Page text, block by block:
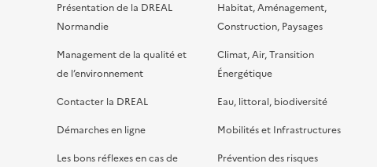
Présentation de la DREAL
Normandie
Management de la qualité et
de l’environnement
Contacter la DREAL
Démarches en ligne
Les bons réflexes en cas de
Habitat, Aménagement,
Construction, Paysages
Climat, Air, Transition
Énergétique
Eau, littoral, biodiversité
Mobilités et Infrastructures
Prévention des risques